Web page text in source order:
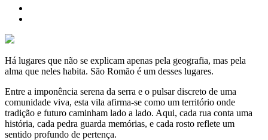
Há lugares que não se explicam apenas pela geografia, mas pela
alma que neles habita. São Romão é um desses lugares.
Entre a imponência serena da serra e o pulsar discreto de uma
comunidade viva, esta vila afirma-se como um território onde
tradição e futuro caminham lado a lado. Aqui, cada rua conta uma
história, cada pedra guarda memórias, e cada rosto reflete um
sentido profundo de pertença.